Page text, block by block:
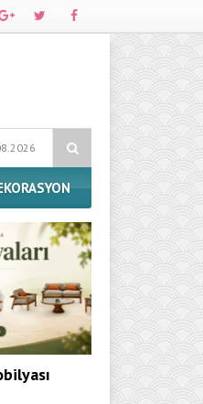
Sorumlu Üretim ve Performansı